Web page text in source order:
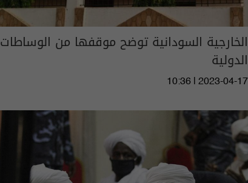
الخارجية السودانية توضح موقفها من الوساطات
الدولية
10:36 | 2023-04-17